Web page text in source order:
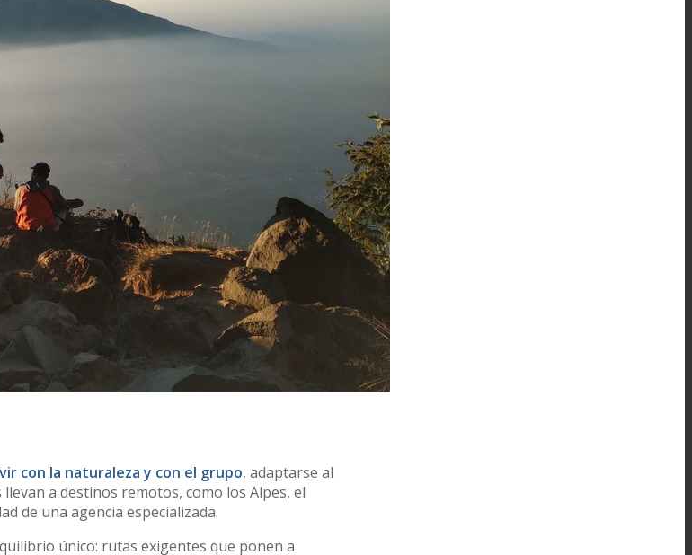
con la naturaleza y con el grupo, adaptarse al
a destinos remotos, como los Alpes, el
de una agencia especializada.
único: rutas exigentes que ponen a